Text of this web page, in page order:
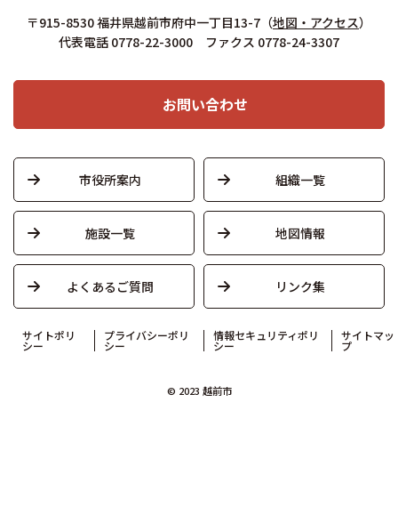
〒915-8530 福井県越前市府中一丁目13-7 （地図・アクセス）
代表電話 0778-22-3000 ファクス 0778-24-3307
お問い合わせ
市役所案内 組織一覧
施設一覧 地図情報
よくあるご質問 リンク集
サイトポリ
シー
プライバシーポリ
シー
情報セキュリティポリ
シー
サイトマッ
プ
© 2023 越前市